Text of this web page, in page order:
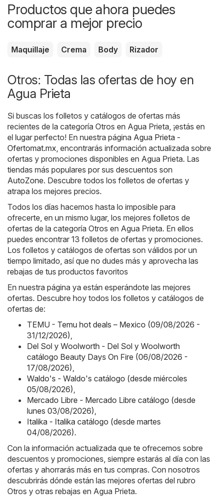
Productos que ahora puedes
comprar a mejor precio
Maquillaje Crema Body Rizador
Otros: Todas las ofertas de hoy en
Agua Prieta
Si buscas los folletos y catálogos de ofertas más
recientes de la categoría Otros en Agua Prieta, ¡estás en
el lugar perfecto! En nuestra página Agua Prieta -
Ofertomat.mx , encontrarás información actualizada sobre
ofertas y promociones disponibles en Agua Prieta. Las
tiendas más populares por sus descuentos son
AutoZone. Descubre todos los folletos de ofertas y
atrapa los mejores precios.
Todos los días hacemos hasta lo imposible para
ofrecerte, en un mismo lugar, los mejores folletos de
ofertas de la categoría Otros en Agua Prieta. En ellos
puedes encontrar 13 folletos de ofertas y promociones.
Los folletos y catálogos de ofertas son válidos por un
tiempo limitado, así que no dudes más y aprovecha las
rebajas de tus productos favoritos
En nuestra página ya están esperándote las mejores
ofertas. Descubre hoy todos los folletos y catálogos de
ofertas de:
TEMU - Temu hot deals – Mexico (09/08/2026 -
31/12/2026)
Del Sol y Woolworth - Del Sol y Woolworth
catálogo Beauty Days On Fire (06/08/2026 -
17/08/2026)
Waldo's - Waldo's catálogo (desde miércoles
05/08/2026)
Mercado Libre - Mercado Libre catálogo (desde
lunes 03/08/2026)
Italika - Italika catálogo (desde martes
04/08/2026).
Con la información actualizada que te ofrecemos sobre
descuentos y promociones, siempre estarás al día con las
ofertas y ahorrarás más en tus compras. Con nosotros
descubrirás dónde están las mejores ofertas del rubro
Otros y otras rebajas en Agua Prieta.